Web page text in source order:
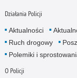
Działania Policji
Aktualności
Ruch drogowy
Polemiki i
O Policji